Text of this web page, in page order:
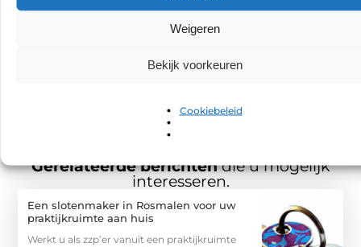
Weigeren
Bekijk voorkeuren
Cookiebeleid
met hulp van de dierenarts in
Gerelateerde berichtendie u mogelijk
interesseren.
Een slotenmaker in Rosmalen voor uw
praktijkruimte aan huis
Werkt u als zzp’er vanuit een praktijkruimte